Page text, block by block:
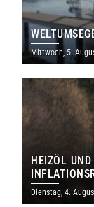
Mittwoch, 5.
HEIZÖL
Dienstag, 4.